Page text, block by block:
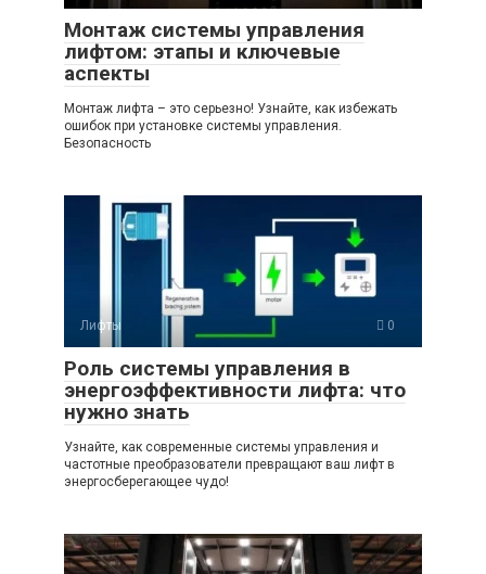
Монтаж системы управления
лифтом: этапы и ключевые
аспекты
Монтаж лифта – это серьезно! Узнайте, как избежать
ошибок при установке системы управления.
Безопасность
Лифты 0
Роль системы управления в
энергоэффективности лифта: что
нужно знать
Узнайте, как современные системы управления и
частотные преобразователи превращают ваш лифт в
энергосберегающее чудо!